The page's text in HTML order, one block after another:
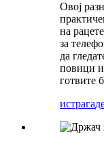
Овој
на
за
да
повици
готвите
истрага